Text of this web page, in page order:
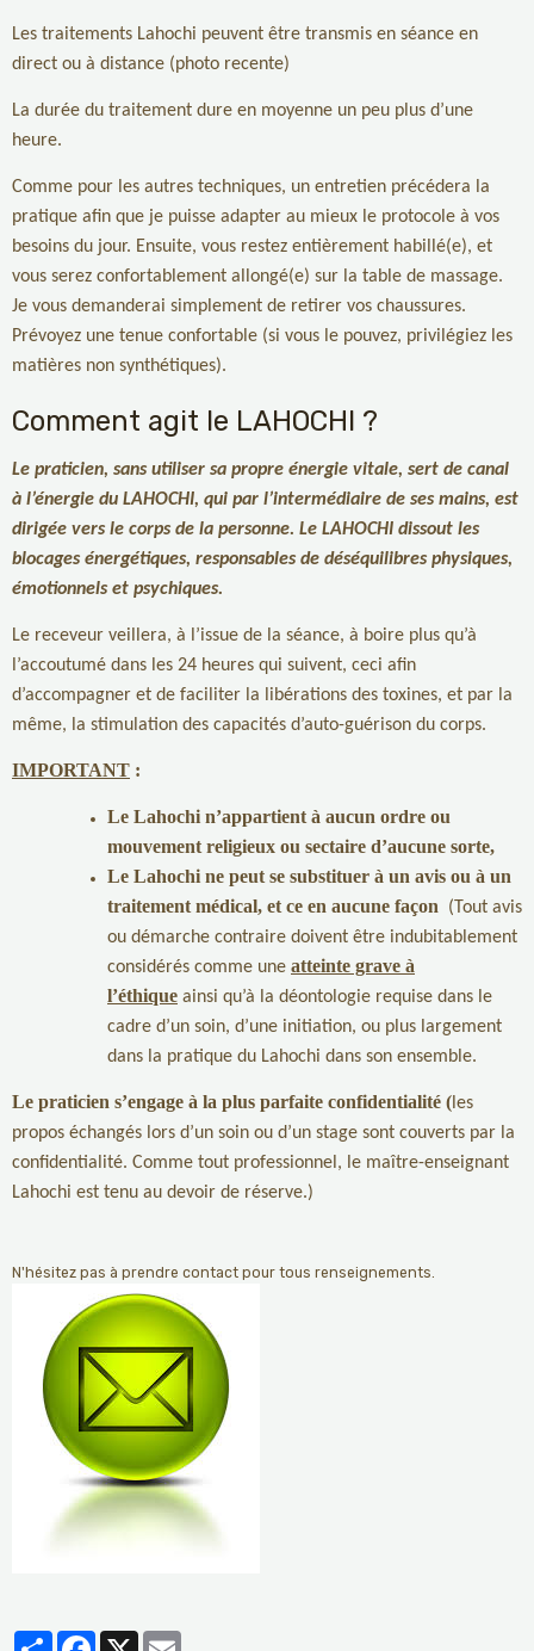
Les traitements Lahochi peuvent être transmis en séance en
direct ou à distance (photo recente)
La durée du traitement dure en moyenne un peu plus d’une
heure.
Comme pour les autres techniques, un entretien précédera la
pratique afin que je puisse adapter au mieux le protocole à vos
besoins du jour. Ensuite, vous restez entièrement habillé(e), et
vous serez confortablement allongé(e) sur la table de massage.
Je vous demanderai simplement de retirer vos chaussures.
Prévoyez une tenue confortable (si vous le pouvez, privilégiez les
matières non synthétiques).
Comment agit le LAHOCHI ?
Le praticien, sans utiliser sa propre énergie vitale, sert de canal
à l’énergie du LAHOCHI, qui par l’intermédiaire de ses mains, est
dirigée vers le corps de la personne. Le LAHOCHI dissout les
blocages énergétiques, responsables de déséquilibres physiques,
émotionnels et psychiques.
Le receveur veillera, à l’issue de la séance, à boire plus qu’à
l’accoutumé dans les 24 heures qui suivent, ceci afin
d’accompagner et de faciliter la libérations des toxines, et par la
même, la stimulation des capacités d’auto-guérison du corps.
IMPORTANT :
Le Lahochi n’appartient à aucun ordre ou
mouvement religieux ou sectaire d’aucune sorte,
Le Lahochi ne peut se substituer à un avis ou à un
traitement médical, et ce en aucune façon
(Tout avis
ou démarche contraire doivent être indubitablement
considérés comme une atteinte grave à
l’éthique ainsi qu’à la déontologie requise dans le
cadre d’un soin, d’une initiation, ou plus largement
dans la pratique du Lahochi dans son ensemble.
Le praticien s’engage à la plus parfaite confidentialité ( les
propos échangés lors d’un soin ou d’un stage sont couverts par la
confidentialité. Comme tout professionnel, le maître-enseignant
Lahochi est tenu au devoir de réserve.)
N'hésitez pas à prendre contact pour tous renseignements.
PartagerFacebook